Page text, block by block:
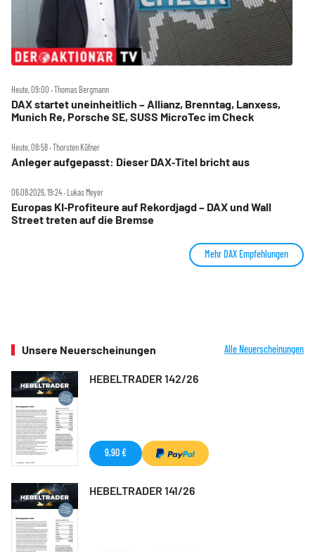
Heute, 09:00 ‧ Thomas Bergmann
DAX startet uneinheitlich – Allianz, Brenntag, Lanxess,
Munich Re, Porsche SE, SUSS MicroTec im Check
Heute, 08:58 ‧ Thorsten Küfner
Anleger aufgepasst: Dieser DAX‑Titel bricht aus
06.08.2026, 19:24 ‧ Lukas Meyer
Europas KI‑Profiteure auf Rekordjagd – DAX und Wall
Street treten auf die Bremse
Mehr DAX Empfehlungen
Unsere Neuerscheinungen Alle Neuerscheinungen
HEBELTRADER 142/26
9,90 €
HEBELTRADER 141/26